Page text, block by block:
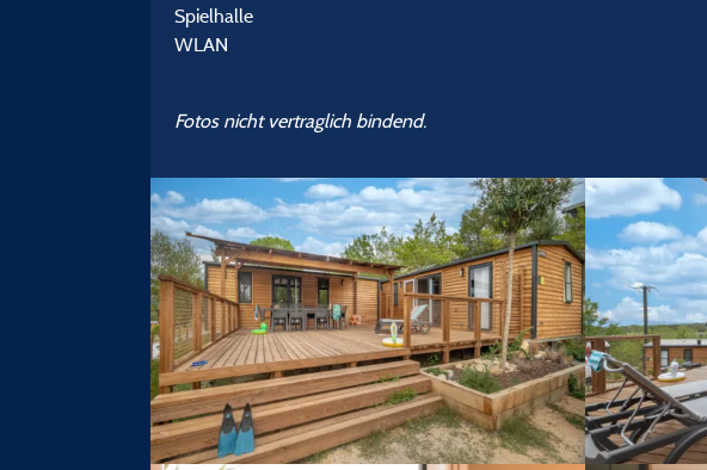
Spielhalle
WLAN
Fotos nicht vertraglich bindend.